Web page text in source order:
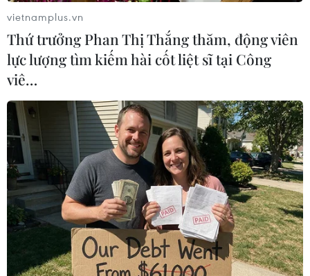
ẩm Johnson's chai 750 ml giảm 50%, còn 171.000
đồng/sản phẩm và áp dụng ưu đãi mua một tặng
một; sữa rửa mặt Nivea tuýp 100g giảm 35%,
còn 51.000 đồng/sản phẩm; tinh chất dưỡng da
Melano tuýp 20 ml giảm 34%, còn 197.000
đồng/sản phẩm...
Ngoài ra, hệ thống siêu thị WinMart cũng áp
dụng chính sách miễn phí vận chuyển, giao
hàng "siêu tốc" trong ngày với các đơn hàng từ
300.000 đồng trở lên nhằm tri ân khách hàng,
giúp người tiêu dùng, đặc biệt là chị em phụ nữ
đón một ngày kỷ niệm 8/3 trọn vẹn và ý nghĩa
bên người thân./.
vietnamplus.vn
Thứ trưởng Phan Thị Thắng thăm, động viên
lực lượng tìm kiếm hài cốt liệt sĩ tại Công
viê…